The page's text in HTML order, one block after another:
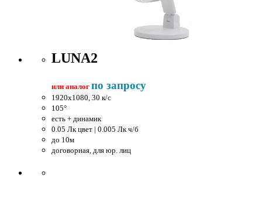
LUNA2
или аналог по запросу
1920x1080, 30 к/c
105°
есть + динамик
0.05 Лк цвет | 0.005 Лк ч/б
до 10м
договорная, для юр. лиц